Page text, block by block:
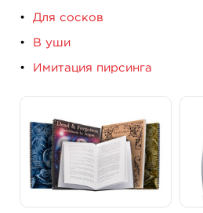
Для сосков
В уши
Имитация пирсинга